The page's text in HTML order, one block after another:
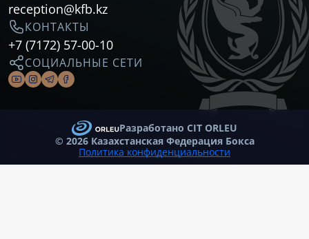
reception@kfb.kz
КОНТАКТЫ
+7 (7172) 57-00-10
CОЦИАЛЬНЫЕ СЕТИ
Разработано CIT ORLEU
© 2026 Казахстанская Федерация Бокса
Политика конфиденциальности